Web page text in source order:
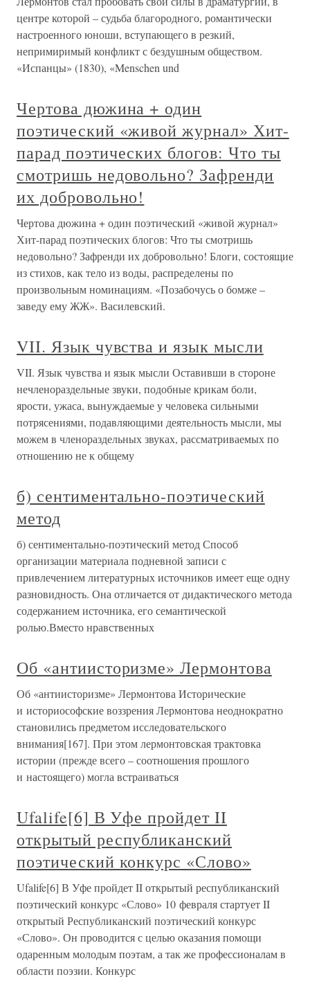
центре которой – судьба благородного, романтически
настроенного юноши, вступающего в резкий,
непримиримый конфликт с бездушным обществом.
«Испанцы» (1830), «Menschen und
Чертова дюжина + один
поэтический «живой журнал» Хит-
парад поэтических блогов: Что ты
смотришь недовольно? Зафренди
их добровольно!
Чертова дюжина + один поэтический «живой журнал»
Хит-парад поэтических блогов: Что ты смотришь
недовольно? Зафренди их добровольно! Блоги, состоящие
из стихов, как тело из воды, распределены по
произвольным номинациям. «Позабочусь о бомже –
заведу ему ЖЖ». Василевский.
VII. Язык чувства и язык мысли
VII. Язык чувства и язык мысли Оставивши в стороне
нечленораздельные звуки, подобные крикам боли,
ярости, ужаса, вынуждаемые у человека сильными
потрясениями, подавляющими деятельность мысли, мы
можем в членораздельных звуках, рассматриваемых по
отношению не к общему
б) сентиментально-поэтический
метод
б) сентиментально-поэтический метод Способ
организации материала подневной записи с
привлечением литературных источников имеет еще одну
разновидность. Она отличается от дидактического метода
содержанием источника, его семантической
ролью.Вместо нравственных
Об «антиисторизме» Лермонтова
Об «антиисторизме» Лермонтова Исторические
и историософские воззрения Лермонтова неоднократно
становились предметом исследовательского
внимания[167]. При этом лермонтовская трактовка
истории (прежде всего – соотношения прошлого
и настоящего) могла встраиваться
Ufalife[6] В Уфе пройдет II
открытый республиканский
поэтический конкурс «Слово»
Ufalife[6] В Уфе пройдет II открытый республиканский
поэтический конкурс «Слово» 10 февраля стартует II
открытый Республиканский поэтический конкурс
«Слово». Он проводится с целью оказания помощи
одаренным молодым поэтам, а так же профессионалам в
области поэзии. Конкурс